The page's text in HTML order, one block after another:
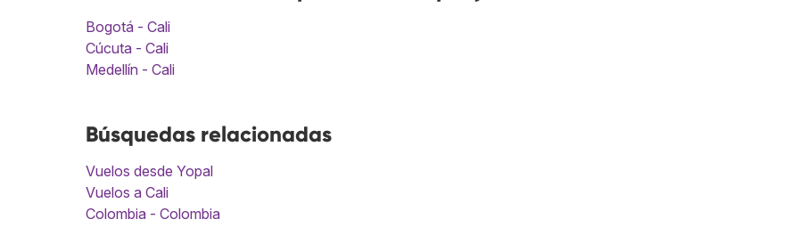
Bogotá - Cali
Cúcuta - Cali
Medellín - Cali
Búsquedas relacionadas
Vuelos desde Yopal
Vuelos a Cali
Colombia - Colombia